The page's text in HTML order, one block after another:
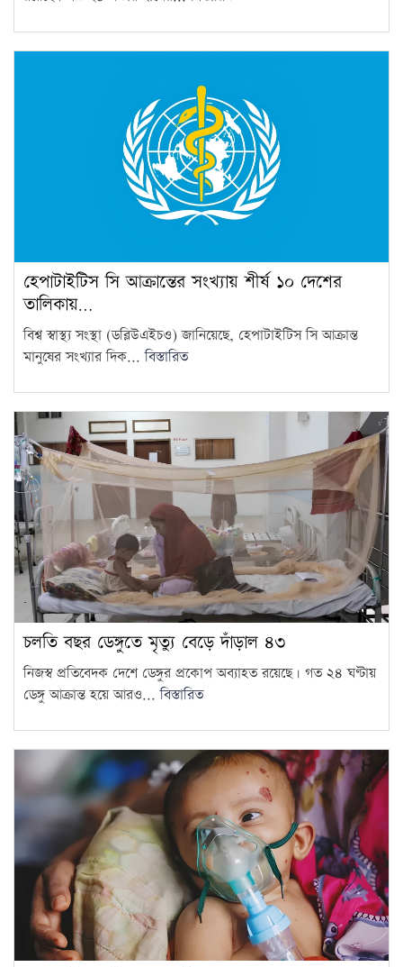
হেপাটাইটিস সি আক্রান্তের সংখ্যায় শীর্ষ ১০ দেশের
তালিকায়…
বিশ্ব স্বাস্থ্য সংস্থা (ডব্লিউএইচও) জানিয়েছে, হেপাটাইটিস সি আক্রান্ত
মানুষের সংখ্যার দিক...বিস্তারিত
চলতি বছর ডেঙ্গুতে মৃত্যু বেড়ে দাঁড়াল ৪৩
নিজস্ব প্রতিবেদক দেশে ডেঙ্গুর প্রকোপ অব্যাহত রয়েছে। গত ২৪ ঘণ্টায়
ডেঙ্গু আক্রান্ত হয়ে আরও...বিস্তারিত